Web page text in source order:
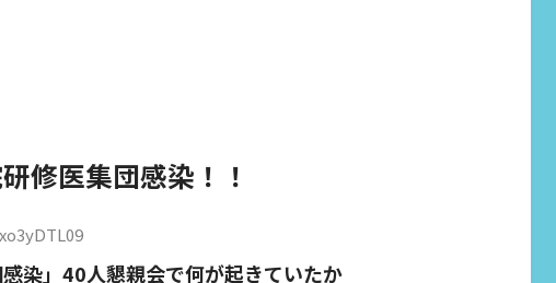
修医集団感染！！
染」40人懇親会で何が起きていたか